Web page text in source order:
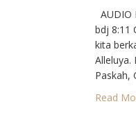
AUDIO
bdj 8:11
kita
Alleluya.
Paskah,
Roh
Read